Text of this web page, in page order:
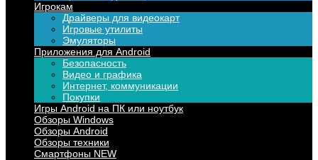
Игрокам
Драйверы для видеокарт
Игровые утилиты
Эмуляторы
Приложения для Android
Безопасность
Видео и графика
Интернет, коммуникации
Покупки
Игры Android на ПК или ноутбук
Обзоры Windows
Обзоры Android
Обзоры техники
Смартфоны NEW